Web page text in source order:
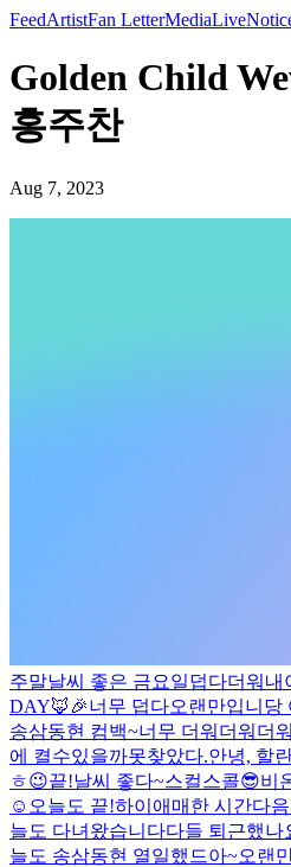
FeedArtistFan LetterMediaLive
Golden Child
홍주찬
Aug 7, 2023
주말날씨 좋은 금요일덥다더워 내
DAY🦊🎉너무 덥다오랜만입니당
송삼동현 컴백~너무 더워더워더워
에 켤수있을까못찾았다.안녕, 할
ㅎ😉끝!날씨 좋다~스컬스콜😎비
☺️ 오늘도 끝!하이 애매한 시간다
늘도 다녀왔습니다다들 퇴근했나
늘도 송삼동현 열일했드아~오랜